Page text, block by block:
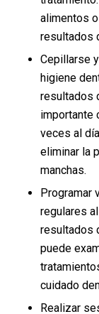
alimentos
resultados
Cepillarse
higiene
resultados
importante
veces al
eliminar la
manchas.
Programar
regulares
resultados
puede
cuidado
Realizar